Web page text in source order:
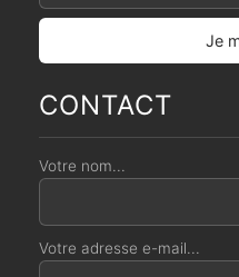
CONTACT
Votre nom...
Votre adresse e-mail...